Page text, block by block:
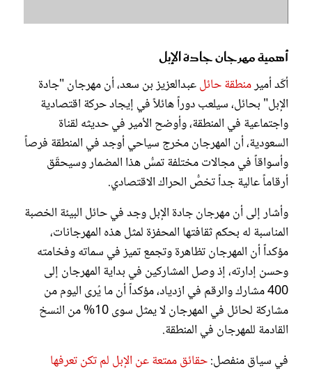
أهمية مهرجان جادة الإبل
أكّد أميرمنطقة حائلعبدالعزيز بن سعد، أن مهرجان "جادة
الإبل" بحائل، سيلعب دوراً هائلاً في إيجاد حركة اقتصادية
واجتماعية في المنطقة، وأوضح الأمير في حديثه لقناة
السعودية، أن المهرجان مخرج سياحي أوجد في المنطقة فرصاً
وأسواقاً في مجالات مختلفة تمسُّ هذا المضمار وسيحقّق
أرقاماً عالية جداً تخصُّ الحراك الاقتصادي.
وأشار إلى أن مهرجان جادة الإبل وجد في حائل البيئة الخصبة
المناسبة له بحكم ثقافتها المحفزة لمثل هذه المهرجانات،
مؤكداً أن المهرجان تظاهرة وتجمع تميز في سماته وفخامته
وحسن إدارته، إذ وصل المشاركين في بداية المهرجان إلى
400 مشارك والرقم في ازدياد، مؤكداً أن ما يُرى اليوم من
مشاركة لحائل في المهرجان لا يمثل سوى 10% من النسخ
القادمة للمهرجان في المنطقة.
في سياق منفصل:حقائق ممتعة عن الإبل لم تكن تعرفها